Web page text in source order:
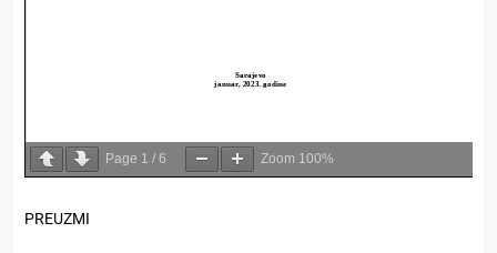
Page 1 / 6 Zoom 100%
PREUZMI